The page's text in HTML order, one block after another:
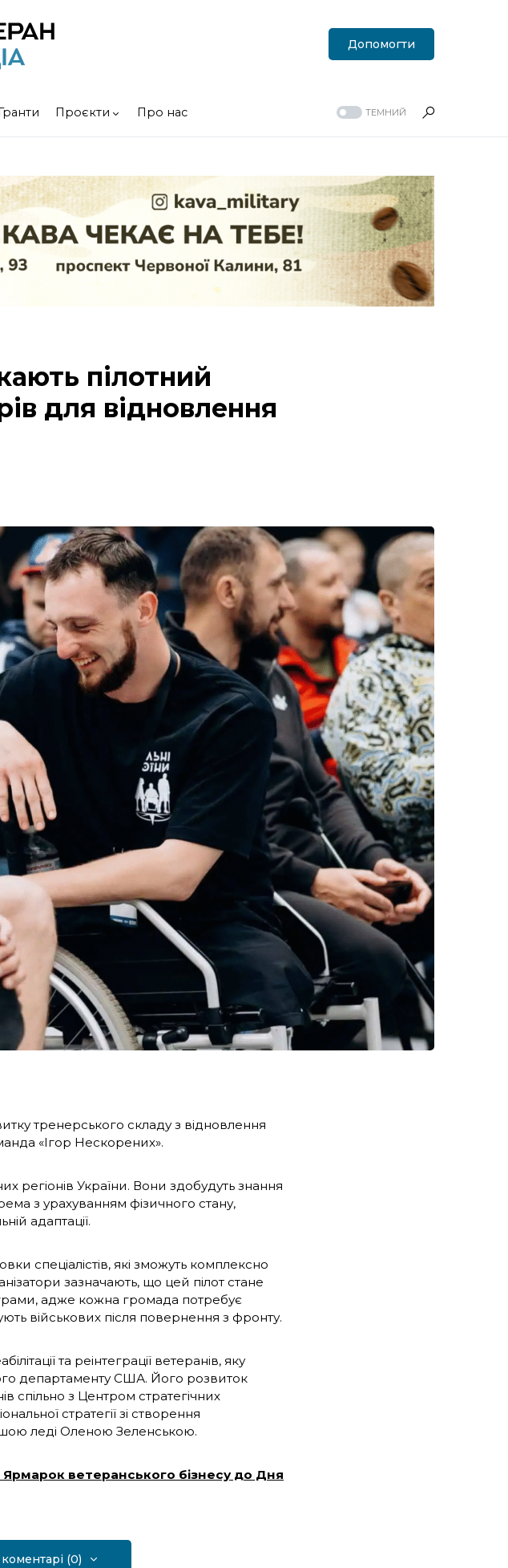
Допомогти
Проєкти Про нас ТЕМНИЙ
пілотний
для відновлення
тренерського складу з відновлення
«Ігор Нескорених».
регіонів України. Вони здобудуть знання
з урахуванням фізичного стану,
адаптації.
спеціалістів, які зможуть комплексно
зазначають, що цей пілот стане
адже кожна громада потребує
військових після повернення з фронту.
та реінтеграції ветеранів, яку
департаменту США. Його розвиток
спільно з Центром стратегічних
стратегії зі створення
леді Оленою Зеленською.
Ярмарок ветеранського бізнесу до Дня
(0)